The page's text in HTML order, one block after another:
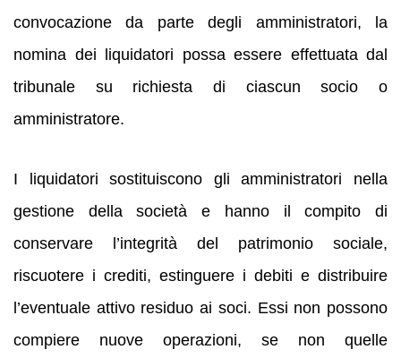
convocazione da parte degli amministratori, la
nomina dei liquidatori possa essere effettuata dal
tribunale su richiesta di ciascun socio o
amministratore.
I liquidatori sostituiscono gli amministratori nella
gestione della società e hanno il compito di
conservare l’integrità del patrimonio sociale,
riscuotere i crediti, estinguere i debiti e distribuire
l’eventuale attivo residuo ai soci. Essi non possono
compiere nuove operazioni, se non quelle